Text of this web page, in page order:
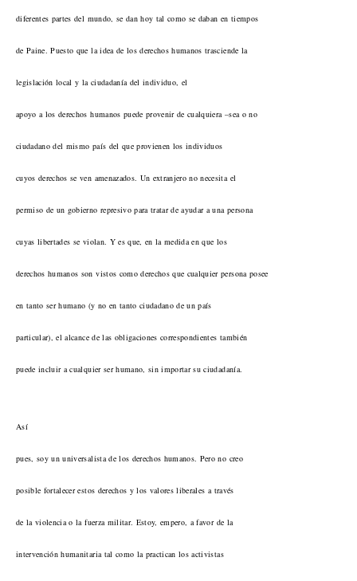
diferentes partes del mundo, se dan hoy tal como se daban en tiempos
de Paine. Puesto que la idea de los derechos humanos trasciende la
legislación local y la ciudadanía del individuo, el
apoyo a los derechos humanos puede provenir de cualquiera –sea o no
ciudadano del mismo país del que provienen los individuos
cuyos derechos se ven amenazados. Un extranjero no necesita el
permiso de un gobierno represivo para tratar de ayudar a una persona
cuyas libertades se violan. Y es que, en la medida en que los
derechos humanos son vistos como derechos que cualquier persona posee
en tanto ser humano (y no en tanto ciudadano de un país
particular), el alcance de las obligaciones correspondientes también
puede incluir a cualquier ser humano, sin importar su ciudadanía.
Así
pues, soy un universalista de los derechos humanos. Pero no creo
posible fortalecer estos derechos y los valores liberales a través
de la violencia o la fuerza militar. Estoy, empero, a favor de la
intervención humanitaria tal como la practican los activistas